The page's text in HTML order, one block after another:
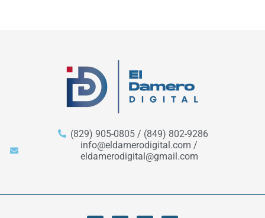
(829) 905-0805 / (849) 802-9286
info@eldamerodigital.com /
eldamerodigital@gmail.com